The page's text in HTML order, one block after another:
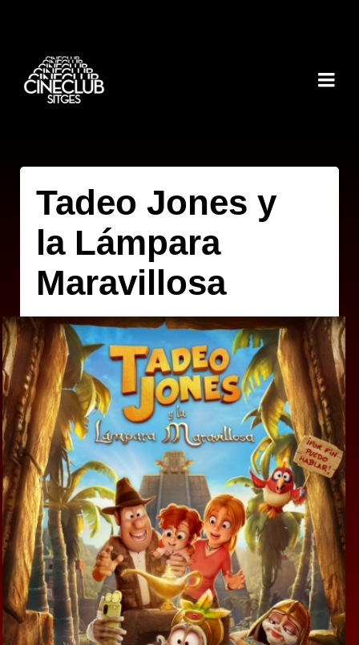
Tadeo Jones y
la Lámpara
Maravillosa